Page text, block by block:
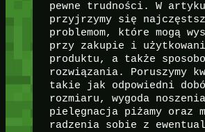
pewne trudności. W
przyjrzymy się
problemom, które mogą
przy zakupie i
produktu, a także
rozwiązania. Poruszymy
takie jak odpowiedni
rozmiaru, wygoda
pielęgnacja piżamy oraz
radzenia sobie z